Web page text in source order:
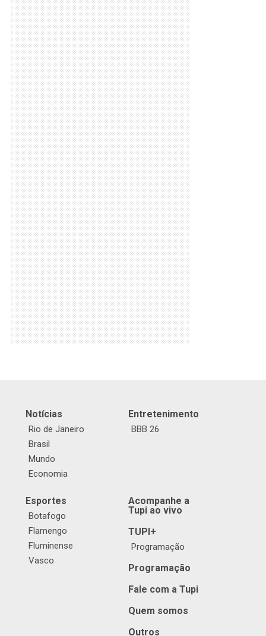
Notícias
Rio de Janeiro
Brasil
Mundo
Economia
Entretenimento
BBB 26
Esportes
Botafogo
Flamengo
Fluminense
Vasco
Acompanhe a
Tupi ao vivo
TUPI+
Programação
Programação
Fale com a Tupi
Quem somos
Outros